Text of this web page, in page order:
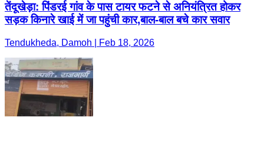
तेंदूखेड़ा: पिंडरई गांव के पास टायर फटने से अनियंत्रित होकर
सड़क किनारे खाई में जा पहुंची कार,बाल-बाल बचे कार सवार
Tendukheda, Damoh | Feb 18, 2026